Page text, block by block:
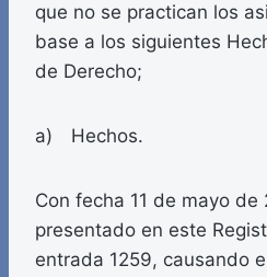
que no se practican los
base a los siguientes
de Derecho;
a) Hechos.
Con fecha 11 de mayo de
presentado en este
entrada 1259, causando